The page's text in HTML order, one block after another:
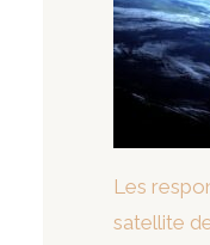
Les
satellite